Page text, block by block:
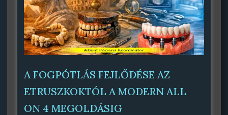
A FOGPÓTLÁS FEJLŐDÉSE AZ
ETRUSZKOKTÓL A MODERN ALL
ON 4 MEGOLDÁSIG